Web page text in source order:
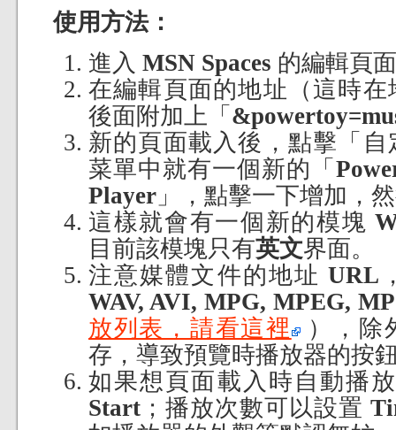
使用方法：
進入 MSN Spaces 的編輯頁
在編輯頁面的地址（這時
後面附加上「
新的頁面載入後，點擊「
菜單中就有一個新的「
Player 」，點擊一下增加，
這樣就會有一個新的模塊
目前該模塊只有英文界面。
注意媒體文件的地址URL
WAV, AVI, MPG, MPEG,
放列表，請看這裡 ），除
存，導致預覽時播放器的按
如果想頁面載入時自動播
Start ；播放次數可以設置